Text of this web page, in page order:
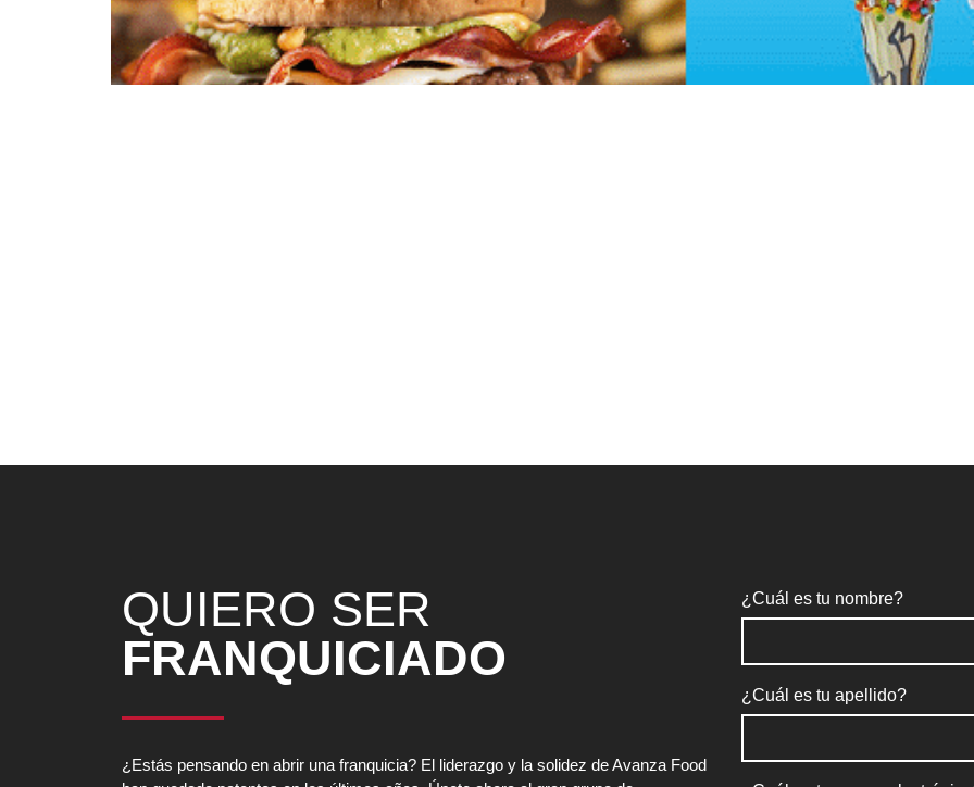
QUIERO SER
FRANQUICIADO
¿Estás pensando en abrir una franquicia? El liderazgo y la solidez de Avanza Food
¿Cuál es tu nombre?
¿Cuál es tu apellido?